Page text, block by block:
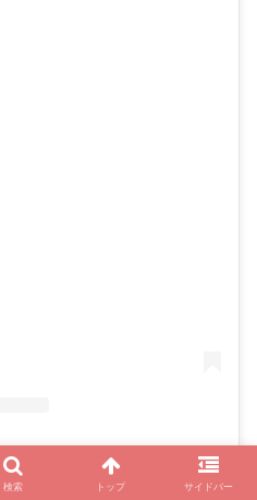
検索 トップ サイドバー